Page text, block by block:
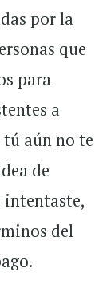
por la
que
para
a
aún no te
de
intentaste,
del